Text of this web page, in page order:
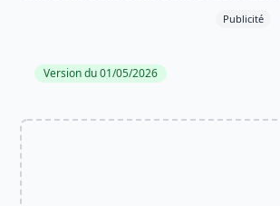
Publicité
Version du 01/05/2026